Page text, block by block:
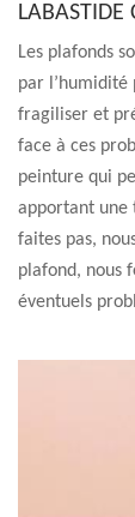
LABASTIDE
Les plafonds
par l’humidité
fragiliser et
face à ces
peinture qui
apportant une
faites pas,
plafond, nous
éventuels